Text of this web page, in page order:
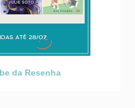
da Resenha